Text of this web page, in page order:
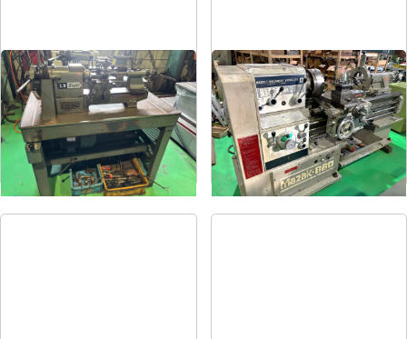
卓上旋盤
メーカー エグロ
形 式LB8-4B
式1973
6尺旋盤
メーカー マザック
形 式MK-860S
年 式1989